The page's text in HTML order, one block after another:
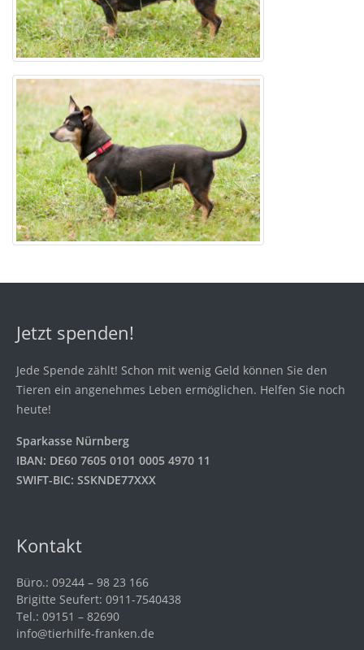
Jetzt spenden!
Jede Spende zählt! Schon mit wenig Geld können Sie den
Tieren ein angenehmes Leben ermöglichen. Helfen Sie noch
heute!
Sparkasse Nürnberg
IBAN: DE60 7605 0101 0005 4970 11
SWIFT-BIC: SSKNDE77XXX
Kontakt
Büro.: 09244 – 98 23 166
Brigitte Seufert: 0911-7540438
Tel.: 09151 – 82690
info@tierhilfe-franken.de